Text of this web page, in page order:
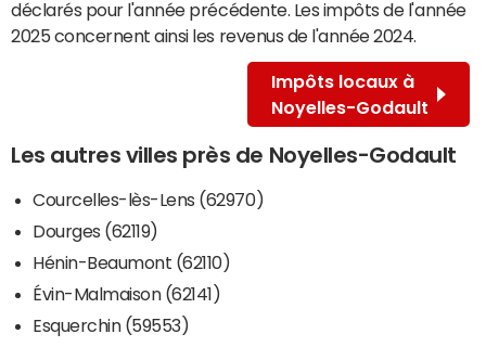
déclarés pour l'année précédente. Les impôts de l'année
2025 concernent ainsi les revenus de l'année 2024.
Impôts locaux à
Noyelles-Godault
Les autres villes près de Noyelles-Godault
Courcelles-lès-Lens (62970)
Dourges (62119)
Hénin-Beaumont (62110)
Évin-Malmaison (62141)
Esquerchin (59553)